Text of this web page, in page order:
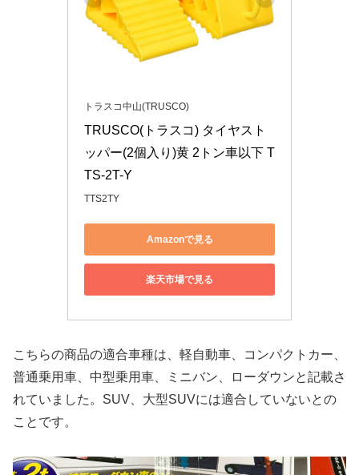
トラスコ中山(TRUSCO)
TRUSCO(トラスコ) タイヤスト
ッパー(2個入り)黄 2トン車以下 T
TS-2T-Y
TTS2TY
Amazonで見る
楽天市場で見る
こちらの商品の適合車種は、軽自動車、コンパクトカー、
普通乗用車、中型乗用車、ミニバン、ローダウンと記載さ
れていました。SUV、大型SUVには適合していないとの
ことです。